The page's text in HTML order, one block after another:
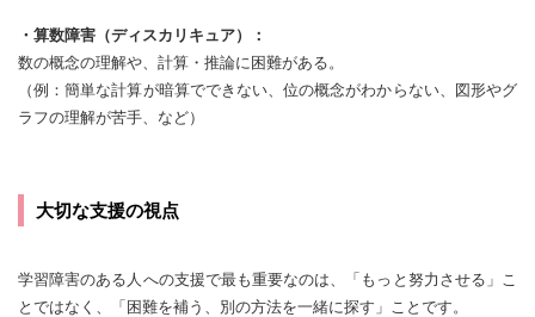
・算数障害（ディスカリキュア）：
数の概念の理解や、計算・推論に困難がある。
（例：簡単な計算が暗算でできない、位の概念がわからない、図形やグ
ラフの理解が苦手、など）
大切な支援の視点
学習障害のある人への支援で最も重要なのは、「もっと努力させる」こ
とではなく、「困難を補う、別の方法を一緒に探す」ことです。